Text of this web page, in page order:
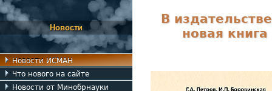
Новости
Новости ИСМАН
Что нового на сайте
Новости от Минобрнауки
В
новая